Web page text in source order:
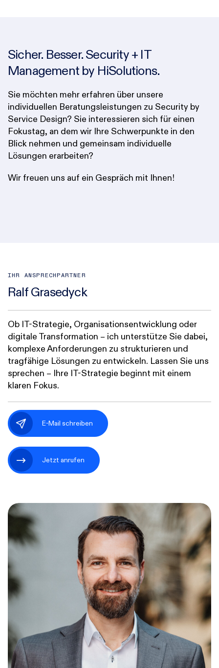
Sicher. Besser. Security + IT
Management by HiSolutions.
Sie möchten mehr erfahren über unsere
individuellen Beratungsleistungen zu Security by
Service Design? Sie interessieren sich für einen
Fokustag, an dem wir Ihre Schwerpunkte in den
Blick nehmen und gemeinsam individuelle
Lösungen erarbeiten?
Wir freuen uns auf ein Gespräch mit Ihnen!
IHR ANSPRECHPARTNER
Ralf Grasedyck
Ob IT-Strategie, Organisationsentwicklung oder
digitale Transformation – ich unterstütze Sie dabei,
komplexe Anforderungen zu strukturieren und
tragfähige Lösungen zu entwickeln. Lassen Sie uns
sprechen – Ihre IT-Strategie beginnt mit einem
klaren Fokus.
E-Mail schreiben
Jetzt anrufen